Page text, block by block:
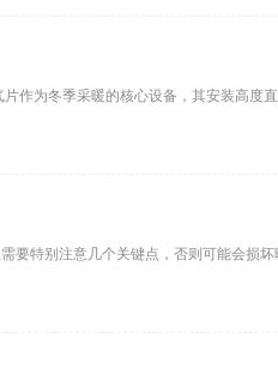
作为冬季采暖的核心设备，其安装高度
要特别注意几个关键点，否则可能会损